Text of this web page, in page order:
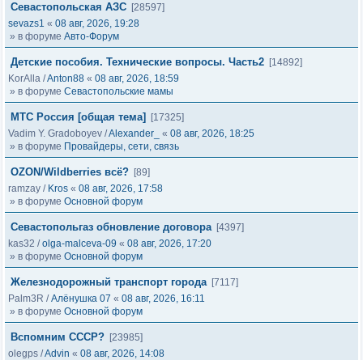
Севастопольская АЗС [28597]
sevazs1 « 08 авг, 2026, 19:28
» в форуме Авто-Форум
Детские пособия. Технические вопросы. Часть2 [14892]
KorAlla /Anton88 « 08 авг, 2026, 18:59
» в форуме Севастопольские мамы
МТС Россия [общая тема]
[17325]
Vadim Y. Gradoboyev /Alexander_ « 08 авг, 2026, 18:25
» в форуме Провайдеры, сети, связь
OZON/Wildberries всё? [89]
ramzay / Kros « 08 авг, 2026, 17:58
» в форуме Основной форум
Севастопольгаз обновление договора [4397]
kas32 /olga-malceva-09 « 08 авг, 2026, 17:20
» в форуме Основной форум
Железнодорожный транспорт города [7117]
Palm3R /Алёнушка 07 « 08 авг, 2026, 16:11
» в форуме Основной форум
Вспомним СССР? [23985]
olegps /Advin « 08 авг, 2026, 14:08